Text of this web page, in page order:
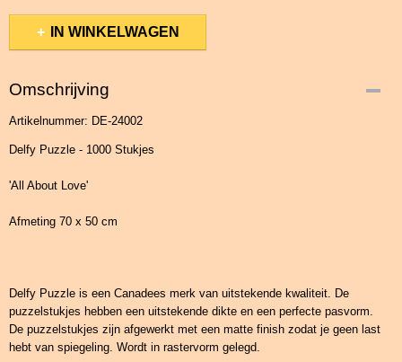
IN WINKELWAGEN
Omschrijving
Artikelnummer: DE-24002
Delfy Puzzle - 1000 Stukjes
'All About Love'
Afmeting 70 x 50 cm
Delfy Puzzle is een Canadees merk van uitstekende kwaliteit. De
puzzelstukjes hebben een uitstekende dikte en een perfecte pasvorm.
De puzzelstukjes zijn afgewerkt met een matte finish zodat je geen last
hebt van spiegeling. Wordt in rastervorm gelegd.